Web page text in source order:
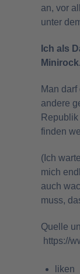
an, vor
unter
Ich als
Man
andere
finden
(Ich
mich
auch
muss,
Quelle
https://
liken